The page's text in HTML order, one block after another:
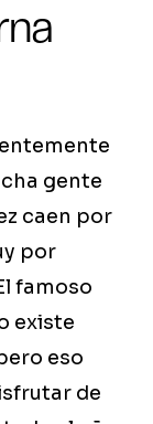
gente
caen por
por
famoso
existe
eso
de